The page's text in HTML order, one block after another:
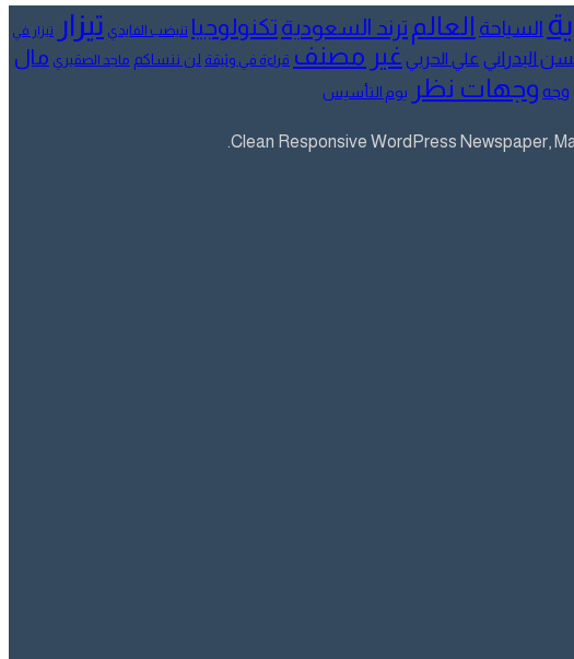
السياحة العالم ترند السعودية تكنولوجيا تنيضب الفايدي تيزار تيزار في
البدراني علي الحربي غير مصنف قراءة في وثيقة لن ننساكم ماجد الصقيري مال
وجه وجهات نظر يوم التأسيس
Clean Responsive WordPress Newspaper,